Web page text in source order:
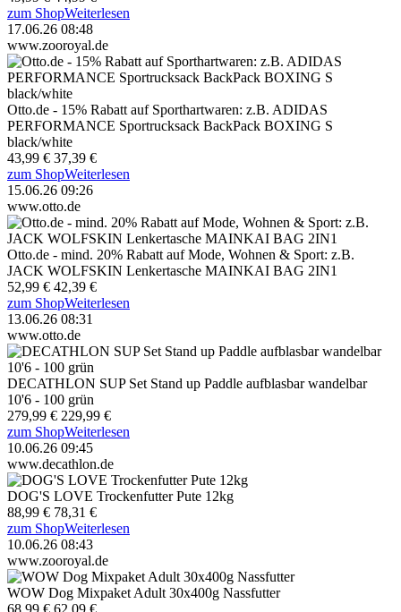
zum ShopWeiterlesen
17.06.26 08:48
www.zooroyal.de
Otto.de - 15% Rabatt auf Sporthartwaren: z.B. ADIDAS
PERFORMANCE Sportrucksack BackPack BOXING S
black/white
43,99 € 37,39 €
zum ShopWeiterlesen
15.06.26 09:26
www.otto.de
Otto.de - mind. 20% Rabatt auf Mode, Wohnen & Sport: z.B.
JACK WOLFSKIN Lenkertasche MAINKAI BAG 2IN1
52,99 € 42,39 €
zum ShopWeiterlesen
13.06.26 08:31
www.otto.de
DECATHLON SUP Set Stand up Paddle aufblasbar wandelbar
10'6 - 100 grün
279,99 € 229,99 €
zum ShopWeiterlesen
10.06.26 09:45
www.decathlon.de
DOG'S LOVE Trockenfutter Pute 12kg
88,99 € 78,31 €
zum ShopWeiterlesen
10.06.26 08:43
www.zooroyal.de
WOW Dog Mixpaket Adult 30x400g Nassfutter
68,99 € 62,09 €